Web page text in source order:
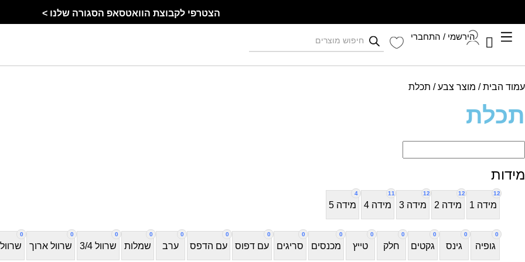
הצטרפי לקבוצת הוואטסאפ הסגורה שלנו >
הירשמי / התחברי
עמוד הבית/ מוצר צבע / תכלת
תכלת
מידות
12
מידה 1
12
מידה 2
12
מידה 3
11
מידה 4
4
מידה 5
0
גופיה
0
גינס
0
גקטים
0
חלק
0
טייץ
0
מכנסים
0
סריגים
0
עם דפוס
0
עם הדפס
0
ערב
0
שמלות
0
שרוול 3/4
0
שרוול ארוך
0